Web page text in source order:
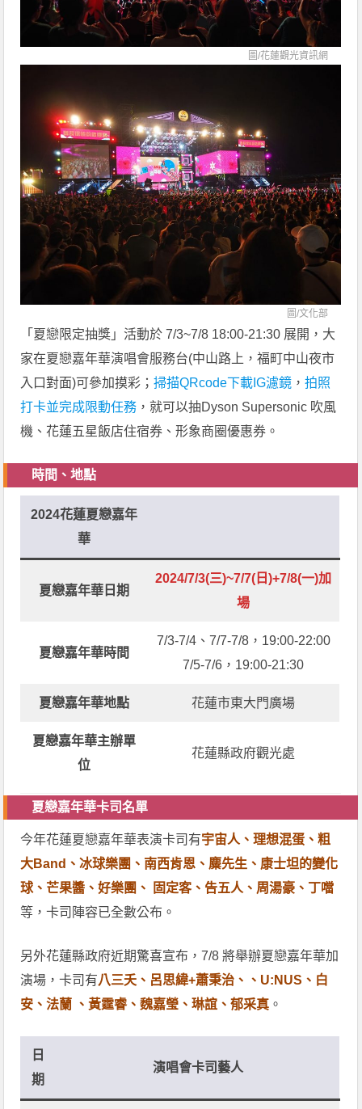
圖/花蓮觀光資訊網
圖/文化部
「夏戀限定抽獎」活動於 7/3~7/8 18:00-21:30 展開，大
家在夏戀嘉年華演唱會服務台(中山路上，福町中山夜市
入口對面)可參加摸彩；掃描QRcode下載IG濾鏡 ，拍照
打卡並完成限動任務 ，就可以抽Dyson Supersonic 吹風
機、花蓮五星飯店住宿券、形象商圈優惠券。
時間、地點
2024花蓮夏戀嘉年
華
夏戀嘉年華日期
2024/7/3(三)~7/7(日)+7/8(一)加
場
夏戀嘉年華時間
7/3-7/4、7/7-7/8，19:00-22:00
7/5-7/6，19:00-21:30
夏戀嘉年華地點 花蓮市東大門廣場
夏戀嘉年華主辦單
位
花蓮縣政府觀光處
夏戀嘉年華卡司名單
今年花蓮夏戀嘉年華表演卡司有宇宙人、理想混蛋、粗
大Band、冰球樂團、南西肯恩、麋先生、康士坦的變化
球、芒果醬、好樂團、 固定客、告五人、周湯豪、丁噹
等，卡司陣容已全數公布。
另外花蓮縣政府近期驚喜宣布，7/8 將舉辦夏戀嘉年華加
演場，卡司有八三夭、呂思緯+蕭秉治、、U:NUS、白
安、法蘭 、黃霆睿、魏嘉瑩、琳誼、郁采真 。
日
期
演唱會卡司藝人